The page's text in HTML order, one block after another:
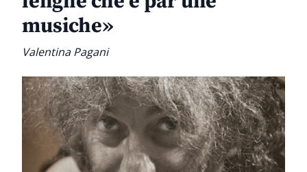
musiche»
Valentina Pagani